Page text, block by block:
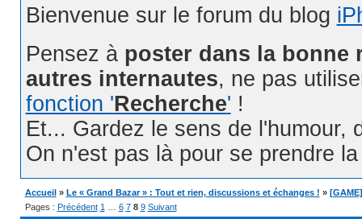
Bienvenue sur le forum du blog
Pensez à poster dans la bonne
autres internautes, ne pas
fonction 'Recherche' !
Et... Gardez le sens de l'humour,
On n'est pas là pour se prendre
Accueil » Le « Grand Bazar » : Tout et rien, discussions et échanges ! »
Pages : Précédent 1 6 7 8 9 Suivant